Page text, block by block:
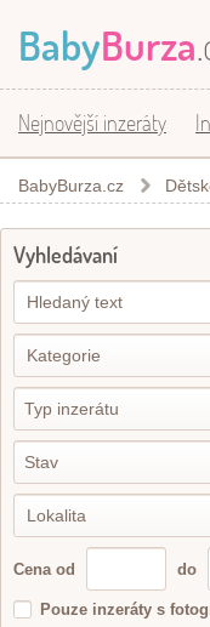
BabyBurza
Nejnovější inzeráty
BabyBurza.cz
Vyhledávaní
Typ inzerátu
Stav
Cena od do
Pouze inzeráty s